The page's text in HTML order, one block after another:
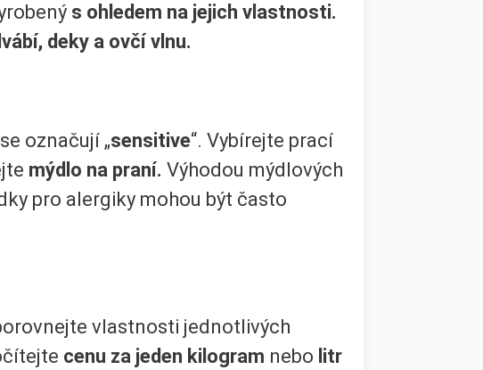
s ohledem na jejich vlastnosti.
deky a ovčí vlnu.
označují „sensitive“. Vybírejte prací
mýdlo na praní. Výhodou mýdlových
pro alergiky mohou být často
vlastnosti jednotlivých
cenu za jeden kilogram nebo litr